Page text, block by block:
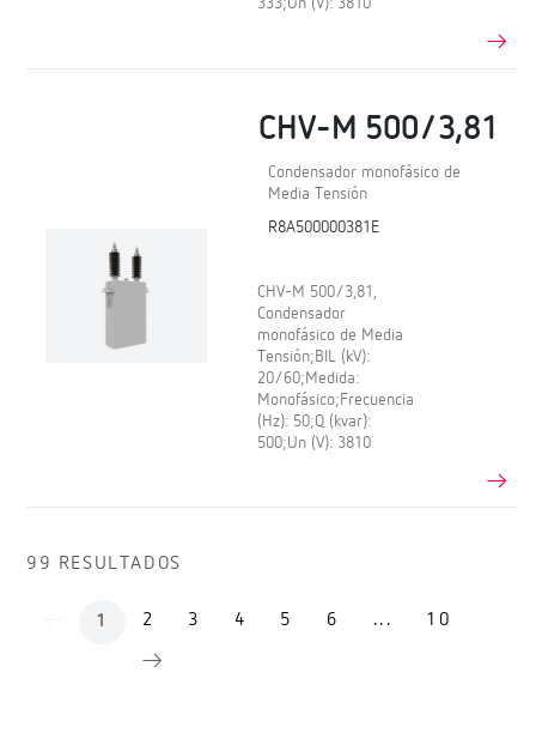
333;Un (V): 3810
CHV-M 500/3,81
Condensador monofásico de
Media Tensión
R8A500000381E
CHV-M 500/3,81,
Condensador
monofásico de Media
Tensión;BIL (kV):
20/60;Medida:
Monofásico;Frecuencia
(Hz): 50;Q (kvar):
500;Un (V): 3810
99 RESULTADOS
1 2 3 4 5 6 ... 10